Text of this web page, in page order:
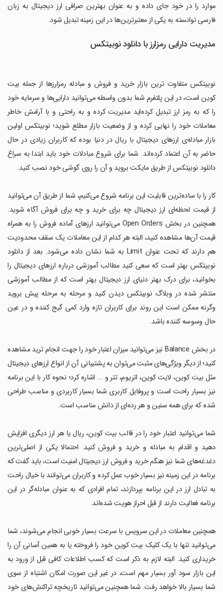
موارد را در خود جای داده و به عنوان بهترین صرافی ارز دیجیتال به زبان
فارسی توانسته به یکی از معتبرترین‌ها در این زمینه تبدیل شود.
مدیریت دارایی رمزارز با دانلود نوبیتکس
نوبیتکس متفاوت ترین بازار خرید و فروش و مبادله رمزارزها از جمله بیت
کوین است، در این پلتفرم شما بدون واسطه می‌توانید دارایی‌ها و سرمایه خود
را که به رمز ارز تبدیل کرده‌اید مدیریت کرده و به راحتی و با آرامش خاطر
معاملات خود را نهایی کرده و از وضعیت بازار مطلع شوید؛ نوبیتکس اولین
بازار مبادله‌ی ارزهای دیجیتال با ریال در دنیا بوده که کاربران زیادی در حال
حاضر به آن اعتماد کرده‌اند. شما برای شروع مبادلات خود باید ابتدا به سراغ
دانلود نوبیتکس از طریق مایکت بروید و آن را روی گوشی خود نصب کنید.
کار را با ساده‌ترین قابلیت این برنامه شروع می‌کنیم، شما از طریق آن می‌توانید
از قیمت لحظه‌ای ارز دیجیتال چه برای خرید و چه برای فروش آگاه شوید.
همچنین در بخش Open Orders می‌توانید ارزهای آماده فروش را به همراه
قیمت آن‌ها مشاهده کنید، البته هر کدام از این معاملات یک سقف محدودیت
هم دارند که تحت عنوان Limit به شما نشان داده می‌شود. بعد از دانلود
نوبیتکس بهتر است که سعی کنید مطالب آموزشی درباره ارزهای دیجیتال را
بخوانید، برای درک بهتر دنیای ارز دیجیتال بهتر است که از مطالب آموزشی
منتشر شده در وبلاگ نوبیتکس دیدن کنید و مرحله به مرحله پیش بروید
وگرنه ممکن است این روند برای کاربران تازه وارد کمی گیج کننده و در عین
حال وسوسه کننده باشد.
در بخش Balance نیز می‌توانید میزان اعتبار خود را جهت انجام ترید مشاهده
کنید؛ از دیگر ویژگی‌های مثبت می‌توان به پشتیبانی آن از انواع ارزهای دیجیتال
مثل بیت کوین، لایت کوین، اتریوم، تتر و ... اشاره کرد؛ نحوه کار با این برنامه
نیز بسیار راحت است و پروفایل کاربری شما بسیار کاربردی و مناسب طراحی
شده که برای همه سنین و هر رده‌ای از دانش مناسب است.
شما می‌توانید اعتبار خود را در قالب بیت کوین، ریال یا هر ارز دیگری افزایش
دهید و اقدام به مبادله و خرید و فروش کنید. احتمالا یکی از اصلی‌ترین
دغدغه‌های شما نیز هنگم خرید و فروش ارز دیجیتال امنیت است، باید گفت که
برنامه در این زمینه نیز بسیار خوب عمل کرده و کاربران می‌توانند با خیال راحت
به تبادل ارز در این برنامه بپردازند، تمام افرادی که به عنوان مبادله‌گر در این
برنامه فعالیت دارند از قبل احراز هویت شده‌اند.
همچنین معاملات در این سرویس با سرعت بسیار خوبی انجام می‌شوند، شما
می‌توانید تنها با یک کلیک بیت کوین خود را فروخته یا به همین آسانی آن را
خریداری کنید. البته لازم به ذکر است که کسب اطلاعات کافی قبل از ورود به
این بازار سود آور بسیار مهم است، در غیر این صورت امکان اشتباه از سوی
شما بسیار بالا خواهد رفت. شما همچنین می‌توانید تاریخچه تراکنش‌های خود